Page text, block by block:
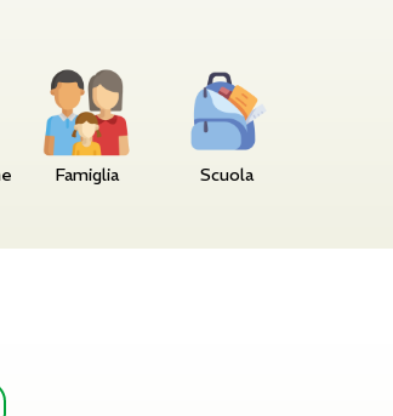
Famiglia Scuola